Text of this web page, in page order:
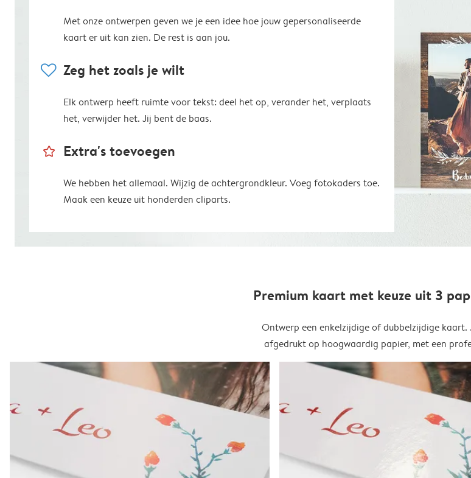
Met onze ontwerpen geven we je een idee hoe jouw gepersonaliseerde
kaart er uit kan zien. De rest is aan jou.
heart Zeg het zoals je wilt
Elk ontwerp heeft ruimte voor tekst: deel het op, verander het, verplaats
het, verwijder het. Jij bent de baas.
star_outline Extra's toevoegen
We hebben het allemaal. Wijzig de achtergrondkleur. Voeg fotokaders toe.
Maak een keuze uit honderden cliparts.
Premium kaart met keuze uit 3
Ontwerp een enkelzijdige of dubbelzijdige
afgedrukt op hoogwaardig papier, met een